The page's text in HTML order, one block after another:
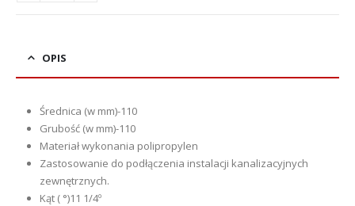
OPIS
Średnica (w mm)-110
Grubość (w mm)-110
Materiał wykonania polipropylen
Zastosowanie do podłączenia instalacji kanalizacyjnych
zewnętrznych.
Kąt ( °)11 1/4º